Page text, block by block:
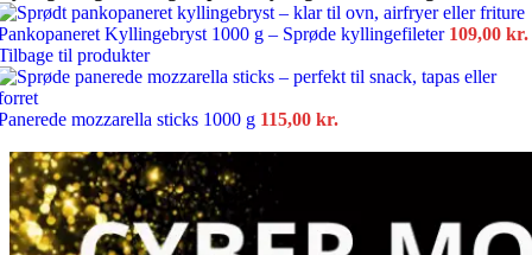
Kyllingebryst 1000 g – Sprøde kyllingefileter 109,00 kr.
til produkter
mozzarella sticks 1000 g 115,00 kr.